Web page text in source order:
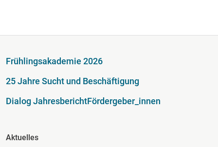
Fußzeile
Frühlingsakademie 2026
25 Jahre Sucht und Beschäftigung
Dialog JahresberichtFördergeber_innen
Fusszeile Spalte 2
Aktuelles